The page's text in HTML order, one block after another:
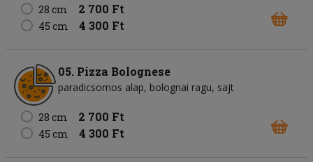
28 cm 2 700 Ft
45 cm 4 300 Ft
05. Pizza Bolognese
paradicsomos alap bolognai ragu sajt
28 cm 2 700 Ft
45 cm 4 300 Ft